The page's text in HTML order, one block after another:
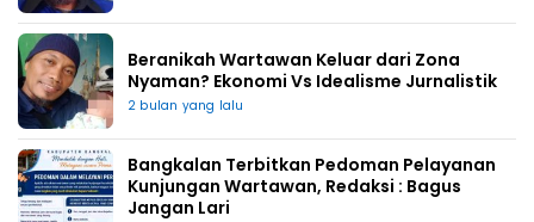
Beranikah Wartawan Keluar dari Zona
Nyaman? Ekonomi Vs Idealisme Jurnalistik
2 bulan yang lalu
Bangkalan Terbitkan Pedoman Pelayanan
Kunjungan Wartawan, Redaksi : Bagus
Jangan Lari